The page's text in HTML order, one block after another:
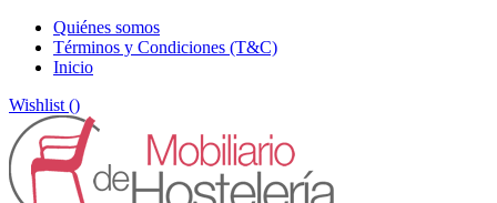
Quiénes somos
Términos y Condiciones (T&C)
Inicio
Wishlist ()